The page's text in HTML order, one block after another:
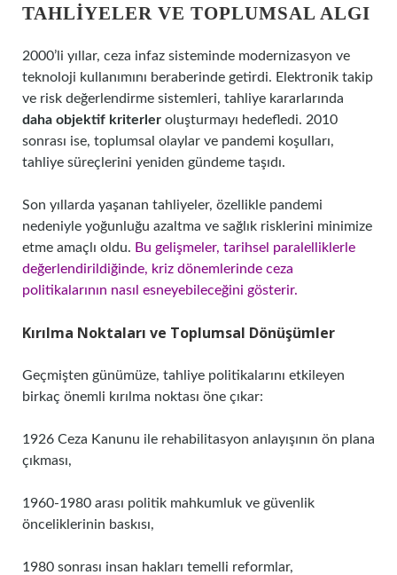
TAHLIYELER VE TOPLUMSAL ALGI
2000’li yıllar, ceza infaz sisteminde modernizasyon ve
teknoloji kullanımını beraberinde getirdi. Elektronik takip
ve risk değerlendirme sistemleri, tahliye kararlarında
daha objektif kriterler oluşturmayı hedefledi. 2010
sonrası ise, toplumsal olaylar ve pandemi koşulları,
tahliye süreçlerini yeniden gündeme taşıdı.
Son yıllarda yaşanan tahliyeler, özellikle pandemi
nedeniyle yoğunluğu azaltma ve sağlık risklerini minimize
etme amaçlı oldu. Bu gelişmeler, tarihsel paralelliklerle
değerlendirildiğinde, kriz dönemlerinde ceza
politikalarının nasıl esneyebileceğini gösterir.
Kırılma Noktaları ve Toplumsal Dönüşümler
Geçmişten günümüze, tahliye politikalarını etkileyen
birkaç önemli kırılma noktası öne çıkar:
1926 Ceza Kanunu ile rehabilitasyon anlayışının ön plana
çıkması,
1960-1980 arası politik mahkumluk ve güvenlik
önceliklerinin baskısı,
1980 sonrası insan hakları temelli reformlar,